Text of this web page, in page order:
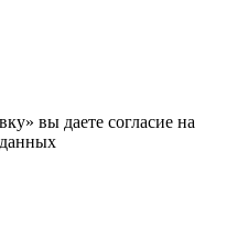
вы даете согласие на